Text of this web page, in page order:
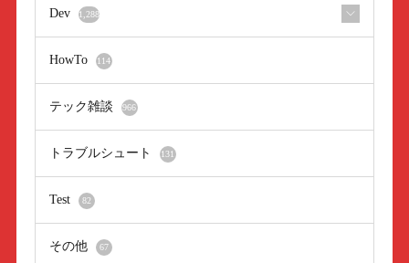
Dev 1,288
HowTo 114
テック雑談 966
トラブルシュート 131
Test 82
その他 67